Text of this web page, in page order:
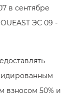
в сентябре
ЭC 09 -
взносом 50% и